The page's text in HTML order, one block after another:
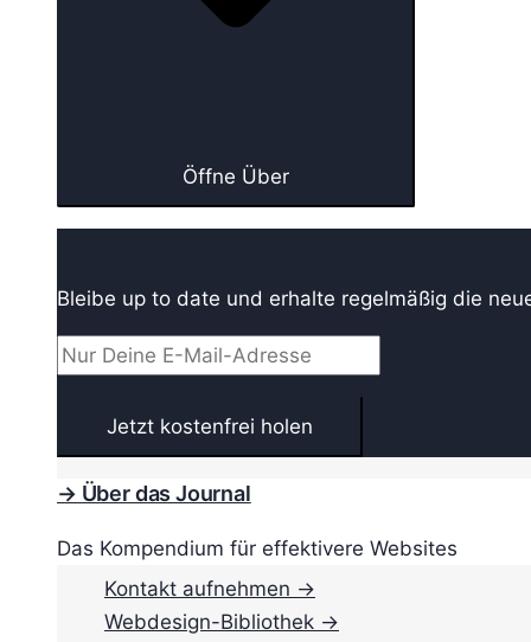
Öffne Über
Bleibe up to date und erhalte regelmäßig die
→ Über das Journal
Das Kompendium für effektivere Websites
Kontakt aufnehmen →
Webdesign-Bibliothek →